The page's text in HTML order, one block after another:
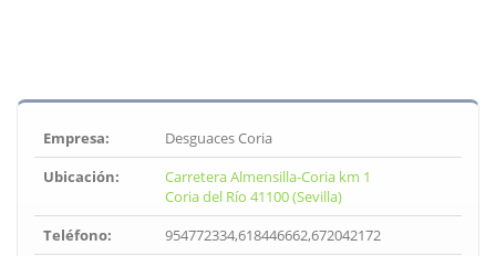
Empresa:
Desguaces Coria
Ubicación:
Carretera Almensilla-Coria km 1
Coria del Río 41100 (Sevilla)
Teléfono:
954772334,618446662,672042172